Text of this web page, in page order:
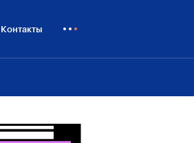
Контакты